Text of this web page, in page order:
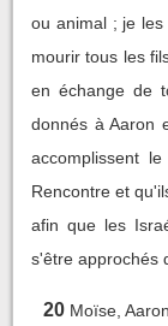
ou animal ; je
mourir tous les
en échange de
donnés à Aaron
accomplissent
Rencontre et
afin que les
s'être approchés
20 Moïse,